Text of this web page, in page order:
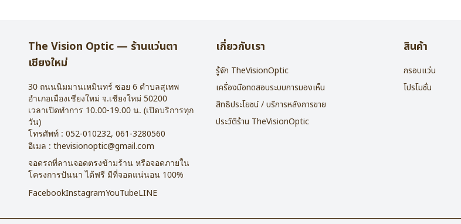
The Vision Optic — ร้านแว่นตา
เชียงใหม่
30 ถนนนิมมานเหมินทร์ ซอย 6 ตำบลสุเทพ
อำเภอเมืองเชียงใหม่ จ.เชียงใหม่ 50200
เวลาเปิดทำการ 10.00-19.00 น. (เปิดบริการทุก
วัน)
โทรศัพท์ : 052-010232, 061-3280560
อีเมล : thevisionoptic@gmail.com
จอดรถที่ลานจอดตรงข้ามร้าน หรือจอดภายใน
โครงการปันนา ได้ฟรี มีที่จอดแน่นอน 100%
FacebookInstagramYouTubeLINE
เกี่ยวกับเรา
รู้จัก TheVisionOptic
เครื่องมือทดสอบระบบการมองเห็น
สิทธิประโยชน์ / บริการหลังการขาย
ประวัติร้าน TheVisionOptic
สินค้า
กรอบแว่น
โปรโมชั่น